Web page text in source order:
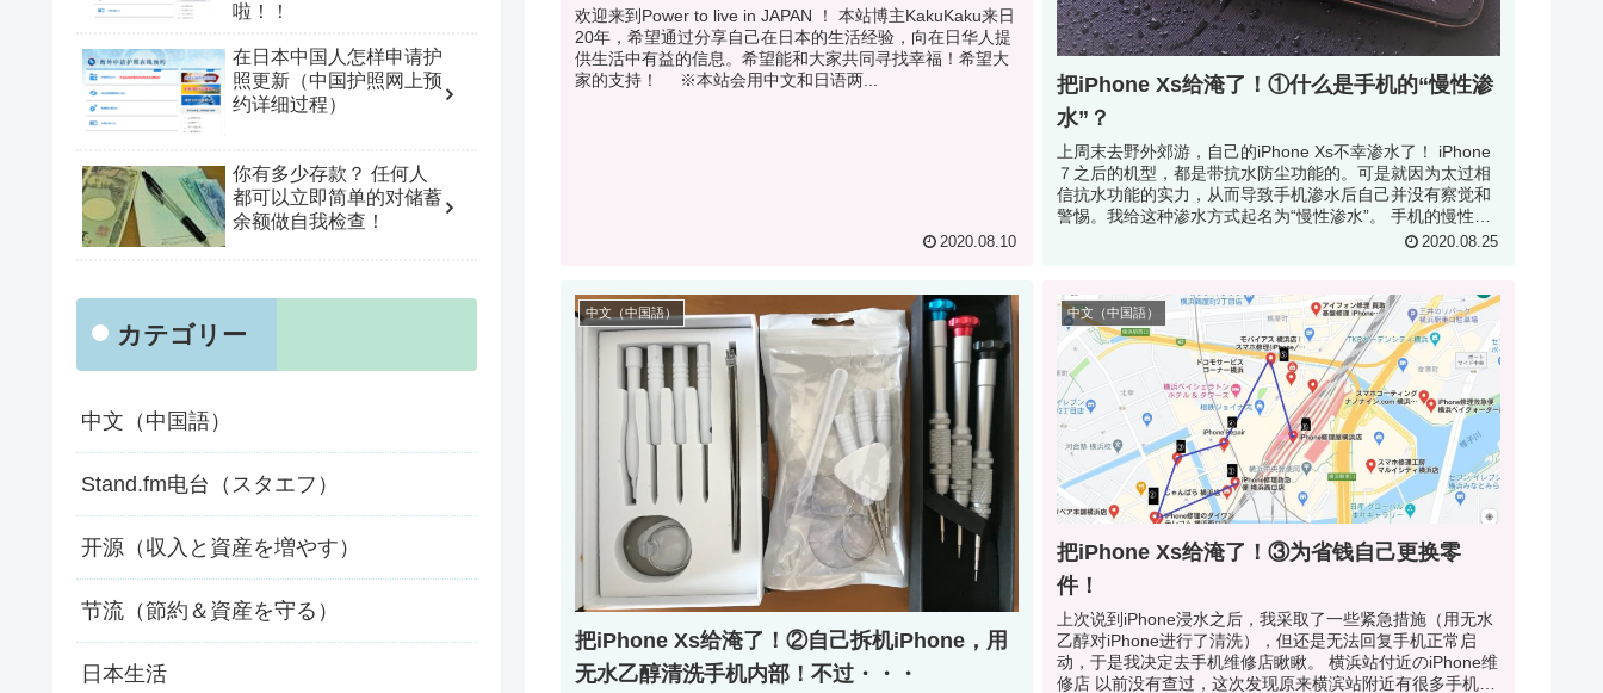
欢迎来到Power to live in JAPAN ！ 本站博主KakuKaku来日
20年，希望通过分享自己在日本的生活经验，向在日华人提
供生活中有益的信息。希望能和大家共同寻找幸福！希望大
家的支持！ ※本站会用中文和日语两...
2020.08.10
把iPhone Xs给淹了！①什么是手机的“慢性渗
水”？
上周末去野外郊游，自己的iPhone Xs不幸渗水了！ iPhone
７之后的机型，都是带抗水防尘功能的。可是就因为太过相
信抗水功能的实力，从而导致手机渗水后自己并没有察觉和
警惕。我给这种渗水方式起名为“慢性渗水”。 手机的慢性
2020.08.25
中文（中国語）
把iPhone Xs给淹了！②自己拆机iPhone，用
无水乙醇清洗手机内部！不过・・・
中文（中国語）
把iPhone Xs给淹了！③为省钱自己更换零
件！
上次说到iPhone浸水之后，我采取了一些紧急措施（用无水
乙醇对iPhone进行了清洗），但还是无法回复手机正常启
动，于是我决定去手机维修店瞅瞅。 横浜站付近のiPhone维
修店 以前没有查过，这次发现原来横滨站附近有很多手机维
啦！！
在日本中国人怎样申请护
照更新（中国护照网上预
约详细过程）
你有多少存款？ 任何人
都可以立即简单的对储蓄
余额做自我检查！
カテゴリー
中文（中国語）
Stand.fm电台（スタエフ）
开源（収入と資産を増やす）
节流（節約＆資産を守る）
日本生活